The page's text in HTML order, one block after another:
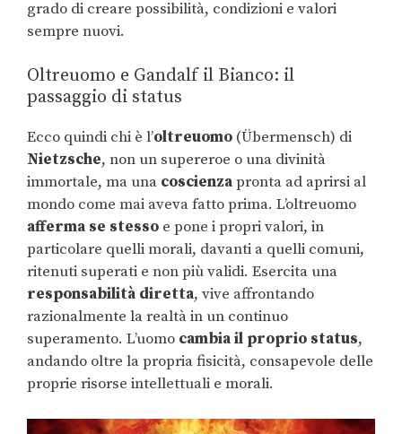
grado di creare possibilità, condizioni e valori
sempre nuovi.
Oltreuomo e Gandalf il Bianco: il
passaggio di status
Ecco quindi chi è l’oltreuomo (Übermensch) di
Nietzsche, non un supereroe o una divinità
immortale, ma una coscienzapronta ad aprirsi al
mondo come mai aveva fatto prima. L’oltreuomo
afferma se stesso e pone i propri valori, in
particolare quelli morali, davanti a quelli comuni,
ritenuti superati e non più validi. Esercita una
responsabilità diretta, vive affrontando
razionalmente la realtà in un continuo
superamento. L’uomo cambia il proprio status,
andando oltre la propria fisicità, consapevole delle
proprie risorse intellettuali e morali.